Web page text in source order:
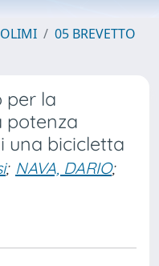
05 BREVETTO
per la
potenza
una bicicletta
; NAVA, DARIO;